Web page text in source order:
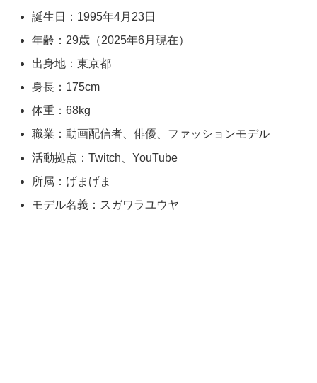
誕生日：1995年4月23日
年齢：29歳（2025年6月現在）
出身地：東京都
身長：175cm
体重：68kg
職業：動画配信者、俳優、ファッションモデル
活動拠点：Twitch、YouTube
所属：げまげま
モデル名義：スガワラユウヤ